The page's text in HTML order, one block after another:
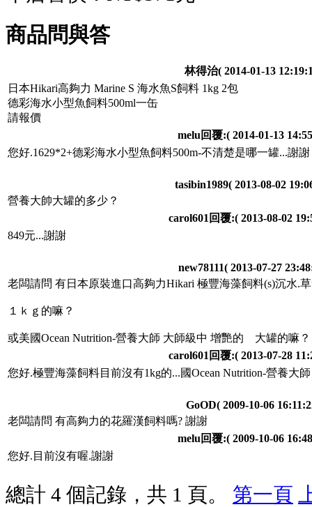
商品問與答
林得治( 2014-01-13
日本Hikari高夠力 Marine S 海水魚S飼料 1kg 2包
德彩海水小型魚飼料500ml一缶
請報價
melu回覆:( 2014-01-13
您好.1629*2+德彩海水小型魚飼料500m-不清楚是哪一罐...謝謝
tasibin1989( 2013-08-02
營養大帥大罐的多少？
carol601回覆:( 2013-08-02
849元...謝謝
new78111( 2013-07-27
老闆請問 有日本原裝進口高夠力Hikari 極豐海藻飼料(s)沉
１ｋｇ的嘛？
或美國Ocean Nutrition-營養大師 大師級中 增艷的 大罐的嘛？
carol601回覆:( 2013-07-28
您好.極豐海藻飼料目前沒有1kg的...國Ocean Nutrition-營養大
GoOD( 2009-10-06
老闆請問 有高夠力的花羅漢飼料嗎? 謝謝
melu回覆:( 2009-10-06
您好.目前沒有喔.謝謝
總計 4 個記錄，共 1 頁。 第一頁